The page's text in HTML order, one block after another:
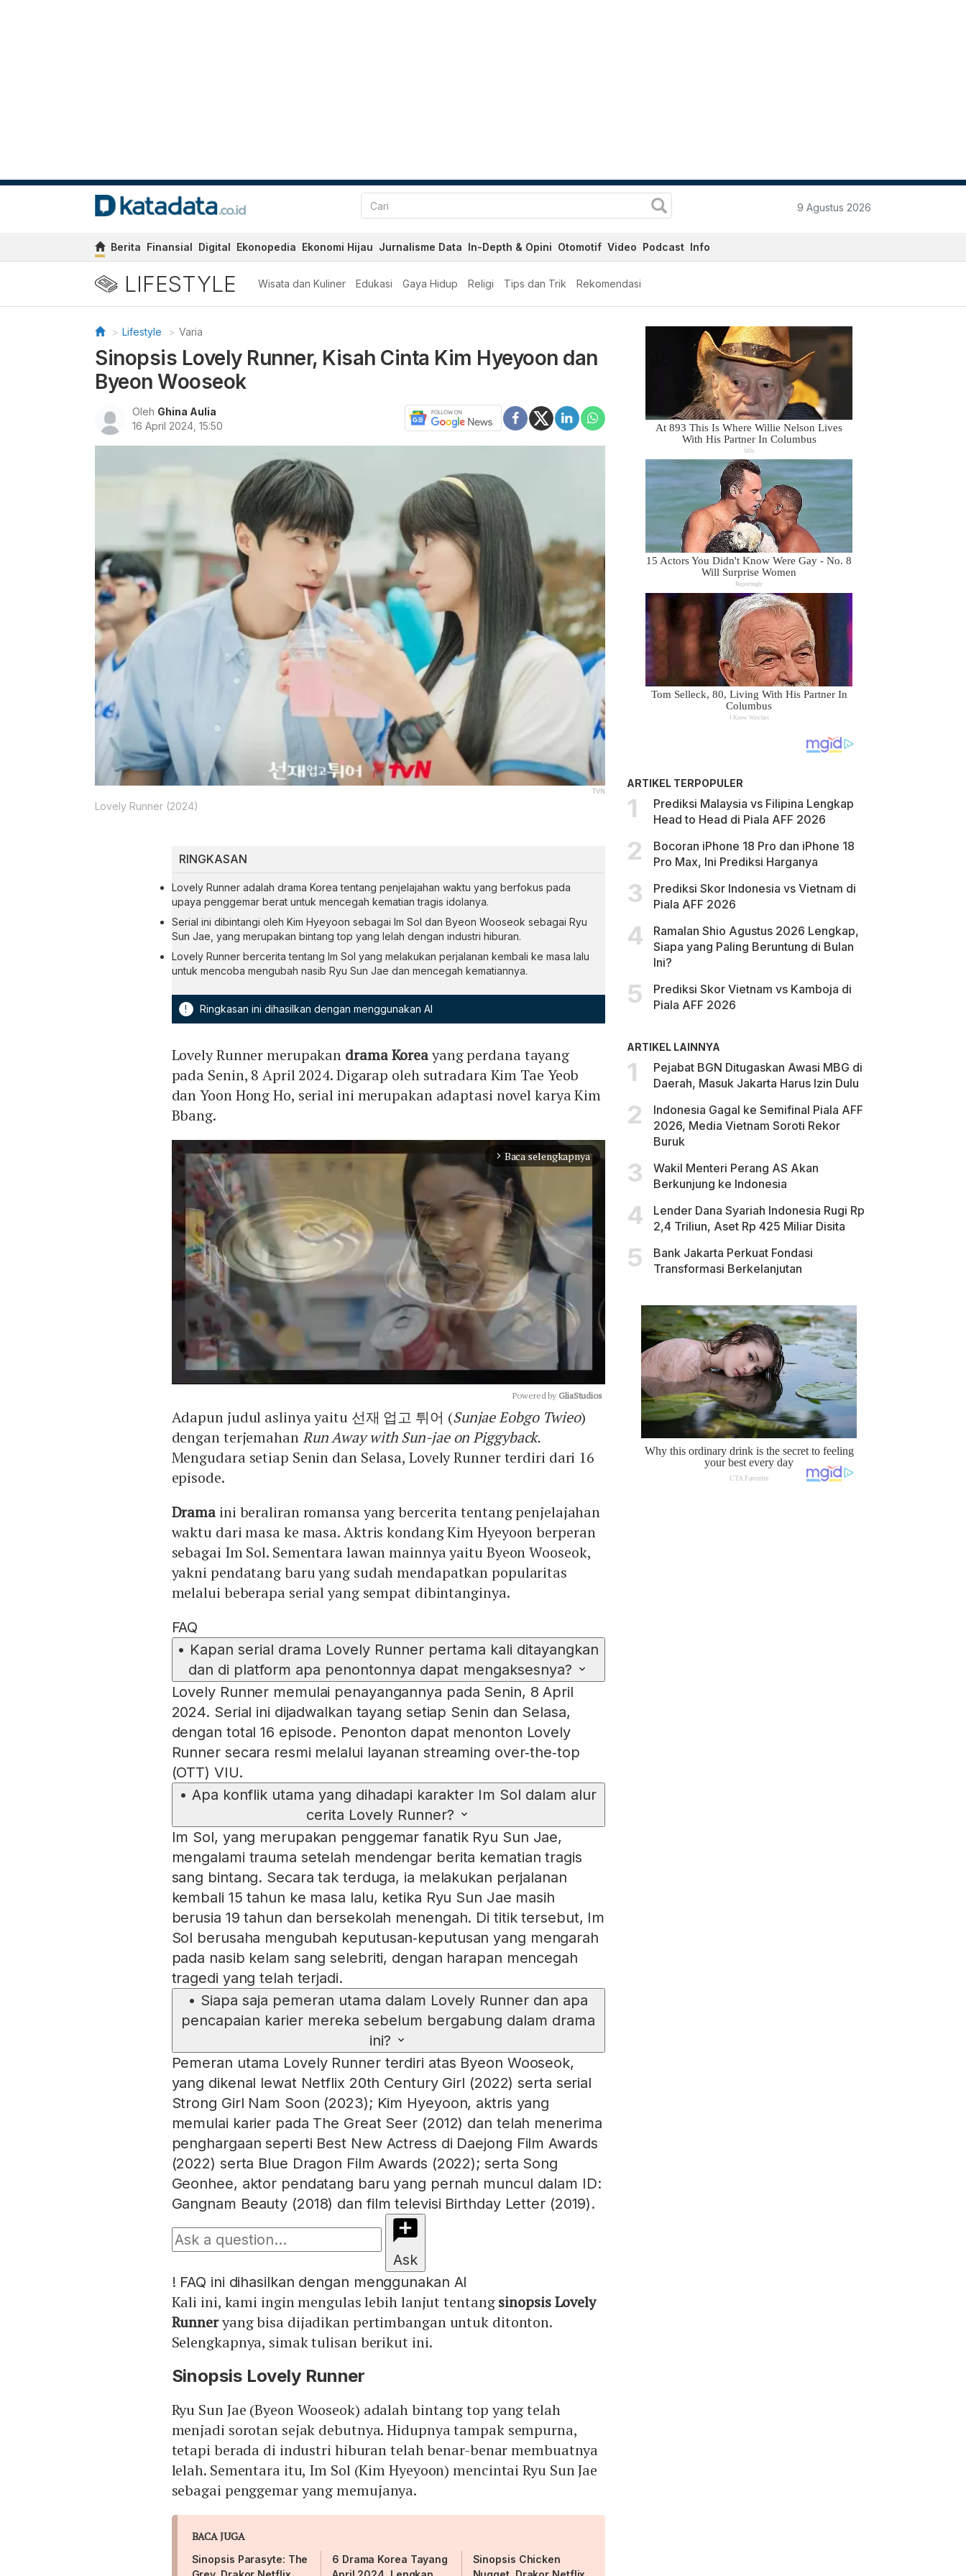
9 Agustus 2026
Berita Finansial Digital Ekonopedia Ekonomi Hijau Jurnalisme Data In-Depth & Opini Otomotif Video Podcast Info
LIFESTYLE Wisata dan Kuliner Edukasi Gaya Hidup Religi Tips dan Trik Rekomendasi
Lifestyle Varia
Sinopsis Lovely Runner, Kisah Cinta Kim Hyeyoon dan
Byeon Wooseok
Oleh Ghina Aulia
16 April 2024, 15:50
TVN
Lovely Runner (2024)
RINGKASAN
Lovely Runner adalah drama Korea tentang penjelajahan waktu yang berfokus pada
upaya penggemar berat untuk mencegah kematian tragis idolanya.
Serial ini dibintangi oleh Kim Hyeyoon sebagai Im Sol dan Byeon Wooseok sebagai Ryu
Sun Jae, yang merupakan bintang top yang lelah dengan industri hiburan.
Lovely Runner bercerita tentang Im Sol yang melakukan perjalanan kembali ke masa lalu
untuk mencoba mengubah nasib Ryu Sun Jae dan mencegah kematiannya.
! Ringkasan ini dihasilkan dengan menggunakan AI
Lovely Runner merupakan drama Koreayang perdana tayang
pada Senin, 8 April 2024. Digarap oleh sutradara Kim Tae Yeob
dan Yoon Hong Ho, serial ini merupakan adaptasi novel karya Kim
Bbang.
arrow_forward_ios Baca selengkapnya
Mute
Powered by GliaStudios
Adapun judul aslinya yaitu 선재 업고 튀어 (Sunjae Eobgo Twieo)
dengan terjemahanRun Away with Sun-jae on Piggyback.
Mengudara setiap Senin dan Selasa, Lovely Runner terdiri dari 16
episode.
Drama ini beraliran romansa yang bercerita tentang penjelajahan
waktu dari masa ke masa. Aktris kondang Kim Hyeyoon berperan
sebagai Im Sol. Sementara lawan mainnya yaitu Byeon Wooseok,
yakni pendatang baru yang sudah mendapatkan popularitas
melalui beberapa serial yang sempat dibintanginya.
FAQ
• Kapan serial drama Lovely Runner pertama kali ditayangkan
dan di platform apa penontonnya dapat mengaksesnya?
Lovely Runner memulai penayangannya pada Senin, 8 April
2024. Serial ini dijadwalkan tayang setiap Senin dan Selasa,
dengan total 16 episode. Penonton dapat menonton Lovely
Runner secara resmi melalui layanan streaming over‑the‑top
(OTT) VIU.
• Apa konflik utama yang dihadapi karakter Im Sol dalam alur
cerita Lovely Runner?
Im Sol, yang merupakan penggemar fanatik Ryu Sun Jae,
mengalami trauma setelah mendengar berita kematian tragis
sang bintang. Secara tak terduga, ia melakukan perjalanan
kembali 15 tahun ke masa lalu, ketika Ryu Sun Jae masih
berusia 19 tahun dan bersekolah menengah. Di titik tersebut, Im
Sol berusaha mengubah keputusan‑keputusan yang mengarah
pada nasib kelam sang selebriti, dengan harapan mencegah
tragedi yang telah terjadi.
• Siapa saja pemeran utama dalam Lovely Runner dan apa
pencapaian karier mereka sebelum bergabung dalam drama
ini?
Pemeran utama Lovely Runner terdiri atas Byeon Wooseok,
yang dikenal lewat Netflix 20th Century Girl (2022) serta serial
Strong Girl Nam Soon (2023); Kim Hyeyoon, aktris yang
memulai karier pada The Great Seer (2012) dan telah menerima
penghargaan seperti Best New Actress di Daejong Film Awards
(2022) serta Blue Dragon Film Awards (2022); serta Song
Geonhee, aktor pendatang baru yang pernah muncul dalam ID:
Gangnam Beauty (2018) dan film televisi Birthday Letter (2019).
Ask
! FAQ ini dihasilkan dengan menggunakan AI
Kali ini, kami ingin mengulas lebih lanjut tentangsinopsis Lovely
Runneryang bisa dijadikan pertimbangan untuk ditonton.
Selengkapnya, simak tulisan berikut ini.
Sinopsis Lovely Runner
Ryu Sun Jae (Byeon Wooseok) adalah bintang top yang telah
menjadi sorotan sejak debutnya. Hidupnya tampak sempurna,
tetapi berada di industri hiburan telah benar-benar membuatnya
lelah. Sementara itu, Im Sol (Kim Hyeyoon) mencintai Ryu Sun Jae
sebagai penggemar yang memujanya.
BACA JUGA
Sinopsis Parasyte: The
6 Drama Korea Tayang
Sinopsis Chicken
ARTIKEL TERPOPULER
Prediksi Malaysia vs Filipina Lengkap
Head to Head di Piala AFF 2026
Bocoran iPhone 18 Pro dan iPhone 18
Pro Max, Ini Prediksi Harganya
Prediksi Skor Indonesia vs Vietnam di
Piala AFF 2026
Ramalan Shio Agustus 2026 Lengkap,
Siapa yang Paling Beruntung di Bulan
Ini?
Prediksi Skor Vietnam vs Kamboja di
Piala AFF 2026
ARTIKEL LAINNYA
Pejabat BGN Ditugaskan Awasi MBG di
Daerah, Masuk Jakarta Harus Izin Dulu
Indonesia Gagal ke Semifinal Piala AFF
2026, Media Vietnam Soroti Rekor
Buruk
Wakil Menteri Perang AS Akan
Berkunjung ke Indonesia
Lender Dana Syariah Indonesia Rugi Rp
2,4 Triliun, Aset Rp 425 Miliar Disita
Bank Jakarta Perkuat Fondasi
Transformasi Berkelanjutan